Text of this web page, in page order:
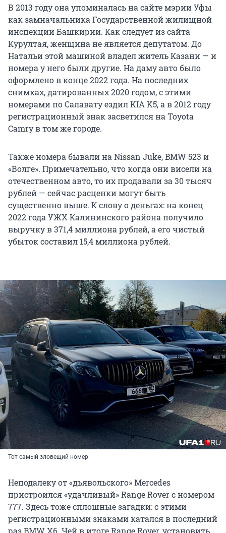
В 2013 году она упоминалась на сайте мэрии Уфы
как замначальника Государственной жилищной
инспекции Башкирии. Как следует из сайта
Курултая, женщина не является депутатом. До
Натальи этой машиной владел житель Казани — и
номера у него были другие. На даму авто было
оформлено в конце 2022 года. На последних
снимках, датированных 2020 годом, с этими
номерами по Салавату ездил KIA K5, а в 2012 году
регистрационный знак засветился на Toyota
Camry в том же городе.
Также номера бывали на Nissan Juke, BMW 523 и
«Волге». Примечательно, что когда они висели на
отечественном авто, то их продавали за 30 тысяч
рублей — сейчас расценки могут быть
существенно выше. К слову о деньгах: на конец
2022 года УЖХ Калининского района получило
выручку в 371,4 миллиона рублей, а его чистый
убыток составил 15,4 миллиона рублей.
Тот самый зловещий номер
Неподалеку от «дьявольского» Mercedes
пристроился «удачливый» Range Rover с номером
777. Здесь тоже сплошные загадки: с этими
регистрационными знаками катался в последний
раз BMW X6. Чей в итоге Range Rover, установить,